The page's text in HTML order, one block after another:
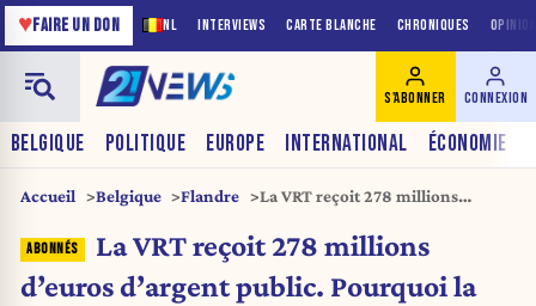
NL INTERVIEWS CARTE BLANCHE CHRONIQUES
♥FAIRE UN DON
BELGIQUE POLITIQUE EUROPE INTERNATIONAL ÉCONOMIE
S'ABONNER CONNEXION
Accueil Belgique Flandre
La VRT reçoit 278 millions
la Flandre pose si peu de
questions à ce sujet ?
La VRT reçoit 278 millions
d’euros d’argent public. Pourquoi la